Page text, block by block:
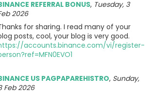
REFERRAL BONUS, Tuesday, 3
2026
for sharing. I read many of your
posts, cool, your blog is very good.
accounts.binance.com/vi/register-
US PAGPAPAREHISTRO, Sunday,
Feb 2026